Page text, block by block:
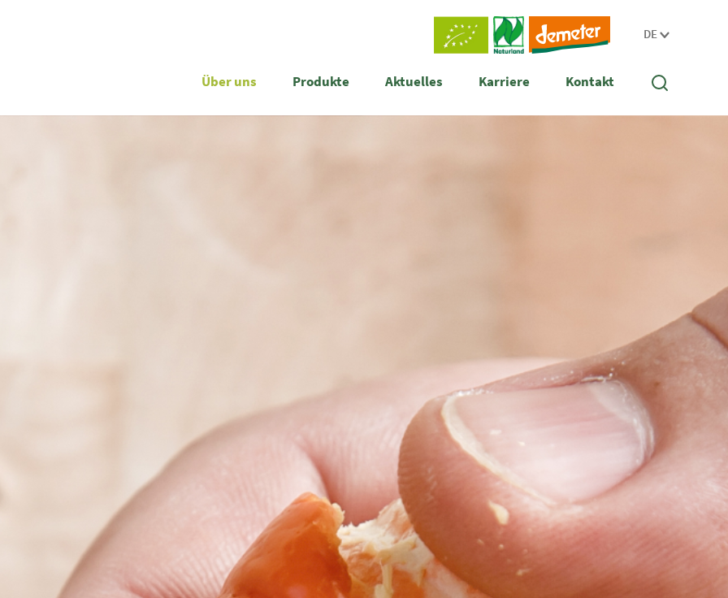
DE
Über uns Produkte Aktuelles Karriere Kontakt